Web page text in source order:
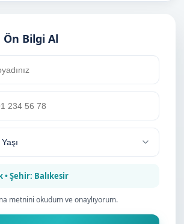
Ön Bilgi Al
• Şehir: Balıkesir
metnini okudum ve onaylıyorum.